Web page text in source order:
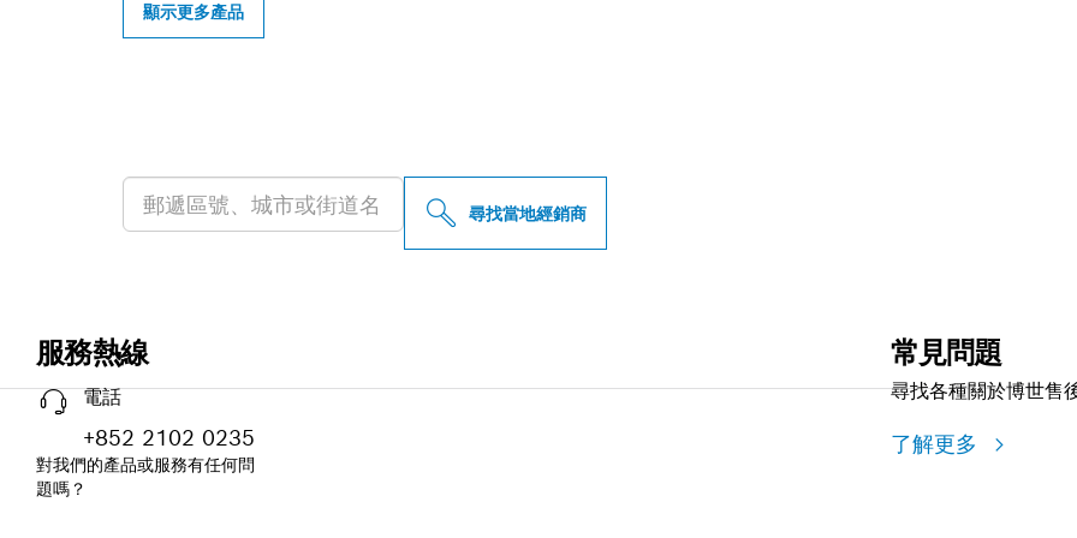
顯示更多產品
尋找當地經銷商
服務熱線
電話
+852 2102 0235
對我們的產品或服務有任何問
題嗎？
常見問題
尋找各種關於博世售
了解更多